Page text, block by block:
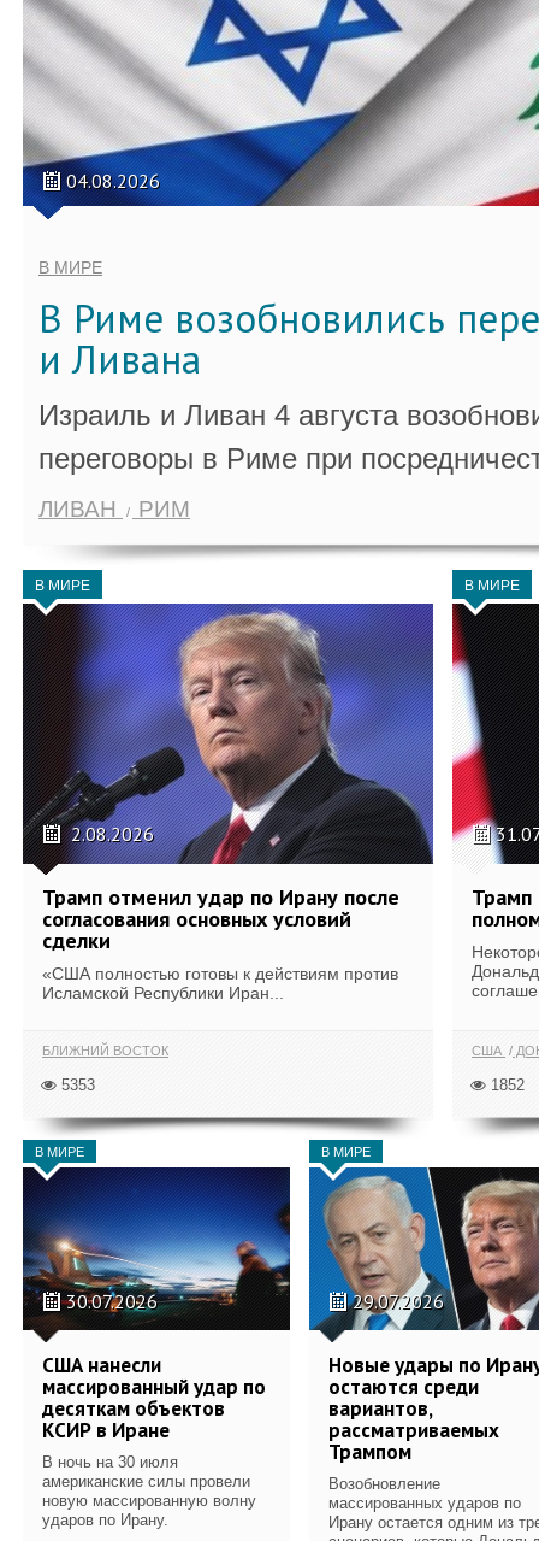
04.08.2026
В МИРЕ
В Риме возобновились
и Ливана
Израиль и Ливан 4 августа
переговоры в Риме при
ЛИВАН РИМ
В МИРЕ
2.08.2026
Трамп отменил удар по Ирану после
согласования основных условий
сделки
«США полностью готовы к действиям против
Исламской Республики Иран...
БЛИЖНИЙ ВОСТОК
5353
В МИРЕ
Трамп
США
1852
В МИРЕ
30.07.2026
США нанесли
массированный удар по
десяткам объектов
КСИР в Иране
В ночь на 30 июля
американские силы провели
новую массированную волну
ударов по Ирану.
В МИРЕ
29.07.2026
Новые удары по
остаются среди
вариантов,
рассматриваемых
Трампом
Возобновление
массированных ударов по
Ирану остается одним из